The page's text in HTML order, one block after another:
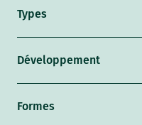
Types
Développement
Formes